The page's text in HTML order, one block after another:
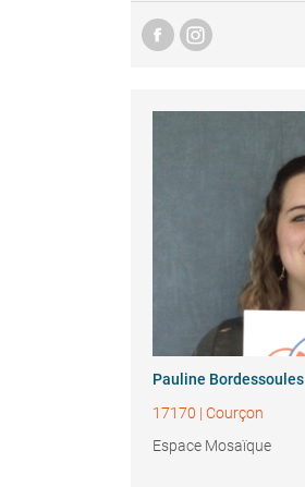
Pauline Bordessoules
17170 | Courçon
Espace Mosaïque